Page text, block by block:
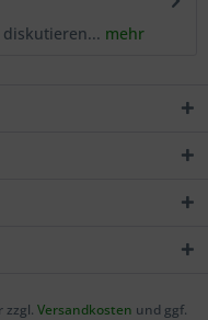
mehr
zzgl. Versandkosten und ggf.